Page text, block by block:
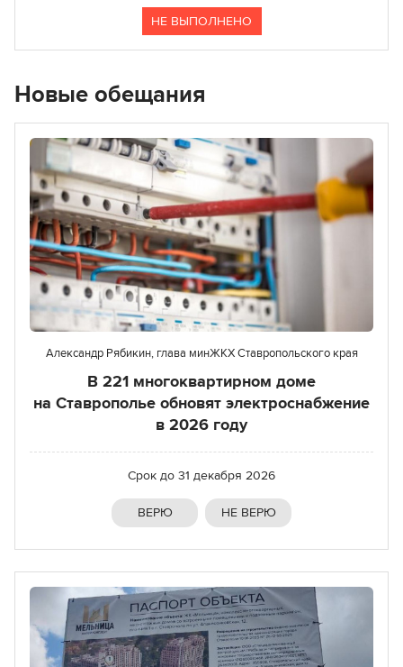
НЕ ВЫПОЛНЕНО
Новые обещания
Александр Рябикин, глава минЖКХ Ставропольского края
В 221 многоквартирном доме
на Ставрополье обновят электроснабжение
в 2026 году
Срок до 31 декабря 2026
ВЕРЮ НЕ ВЕРЮ